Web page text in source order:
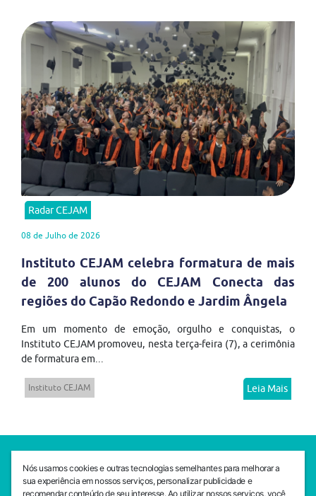
Radar CEJAM
08 de Julho de 2026
Instituto CEJAM celebra formatura de mais
de 200 alunos do CEJAM Conecta das
regiões do Capão Redondo e Jardim Ângela
Em um momento de emoção, orgulho e conquistas, o
Instituto CEJAM promoveu, nesta terça-feira (7), a cerimônia
de formatura em...
Instituto CEJAM Leia Mais
SEDE CEJAM
Av. da Liberdade, 765, Liberdade, São Paulo, 01503-001
(11) 3469 - 1818
Nós usamos cookies e outras tecnologias semelhantes para melhorar a
sua experiência em nossos serviços, personalizar publicidade e
recomendar conteúdo de seu interesse. Ao utilizar nossos serviços, você